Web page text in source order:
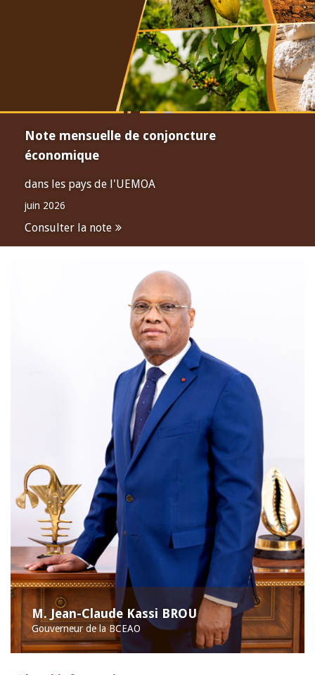
Note mensuelle de conjoncture
économique
dans les pays de l'UEMOA
juin 2026
Consulter la note
M. Jean-Claude Kassi BROU
Gouverneur de la BCEAO